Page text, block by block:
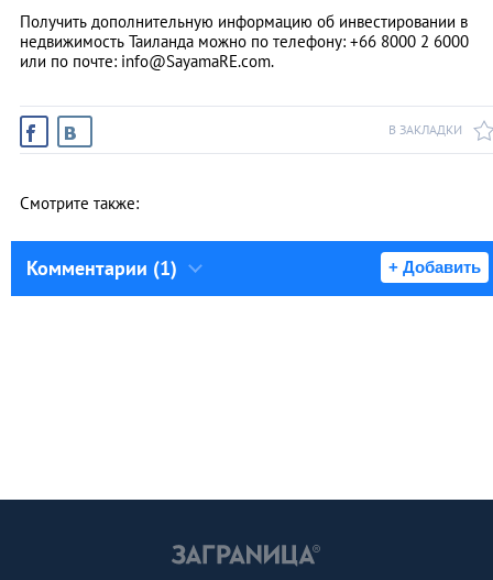
Получить дополнительную информацию об инвестировании в
недвижимость Таиланда можно по телефону: +66 8000 2 6000
или по почте: info@SayamaRE.com.
В ЗАКЛАДКИ
Смотрите также:
Комментарии (1) + Добавить